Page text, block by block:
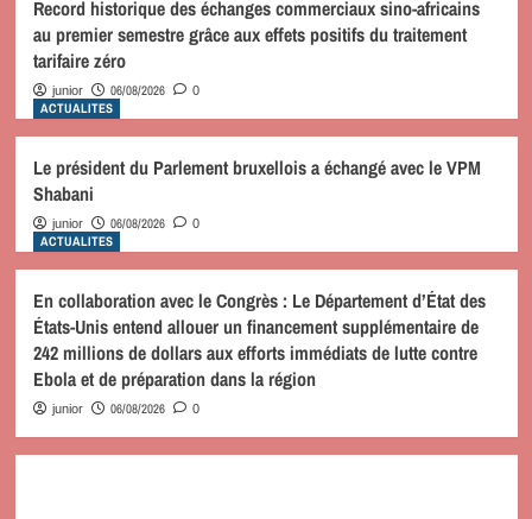
Record historique des échanges commerciaux sino-africains
au premier semestre grâce aux effets positifs du traitement
tarifaire zéro
junior 06/08/2026 0
ACTUALITES
Le président du Parlement bruxellois a échangé avec le VPM
Shabani
junior 06/08/2026 0
ACTUALITES
En collaboration avec le Congrès : Le Département d’État des
États-Unis entend allouer un financement supplémentaire de
242 millions de dollars aux efforts immédiats de lutte contre
Ebola et de préparation dans la région
junior 06/08/2026 0